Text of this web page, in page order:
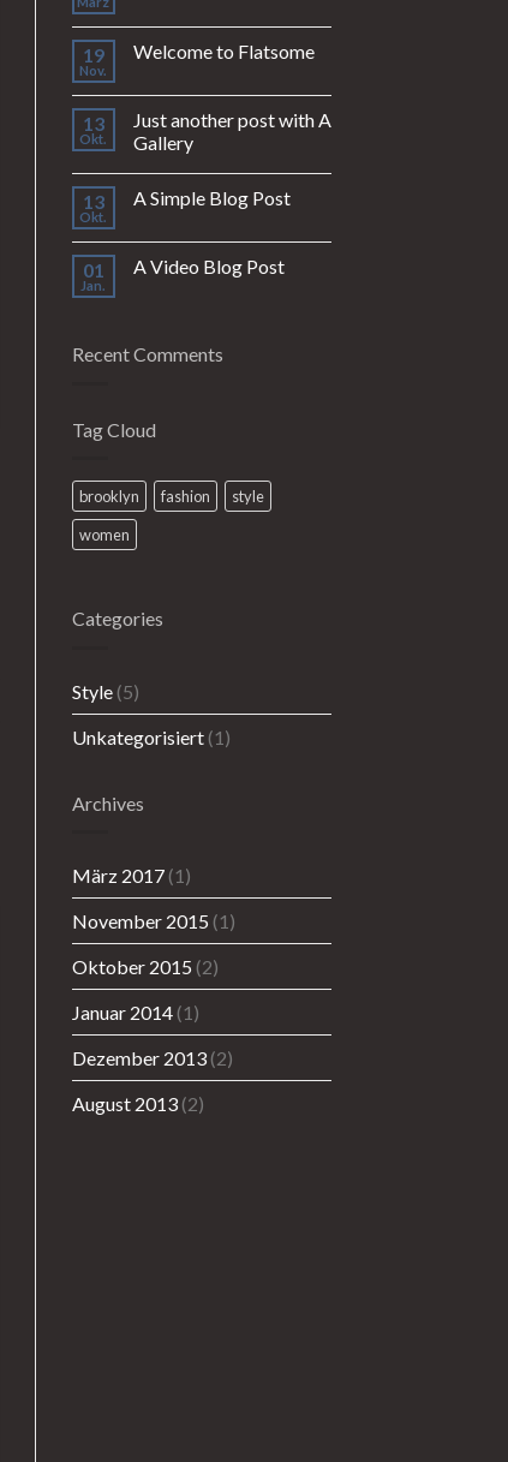
19
Nov.
Welcome to Flatsome
13
Okt.
Just another post with A
Gallery
13
Okt.
A Simple Blog Post
01
Jan.
A Video Blog Post
Recent Comments
Tag Cloud
brooklyn fashion
style
women
Categories
Style(5)
Unkategorisiert(1)
Archives
März 2017(1)
November 2015 (1)
Oktober 2015 (2)
Januar 2014(1)
Dezember 2013(2)
August 2013(2)